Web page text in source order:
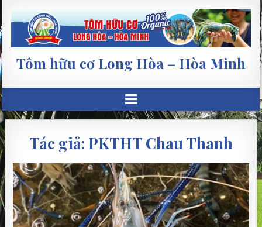
Tôm hữu cơ Long Hòa – Hòa Minh
Tác giả: PKTHT Chau Thanh